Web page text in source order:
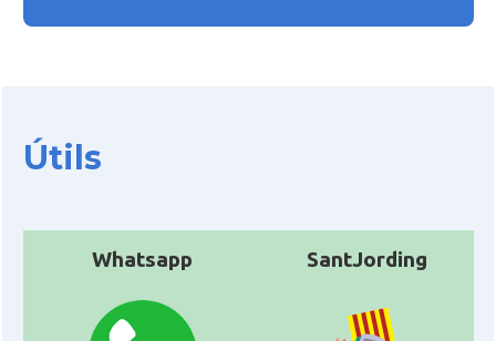
Útils
Whatsapp SantJording